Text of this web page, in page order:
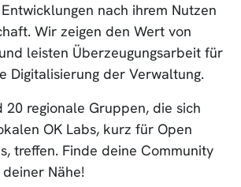
nach ihrem Nutzen
Wir zeigen den Wert von
leisten Überzeugungsarbeit für
Digitalisierung der Verwaltung.
regionale Gruppen, die sich
OK Labs, kurz für Open
treffen. Finde deine Community
deiner Nähe!